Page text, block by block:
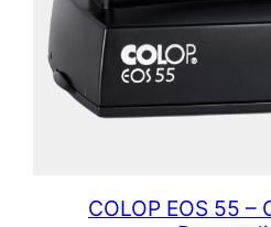
COLOP EOS 55 –